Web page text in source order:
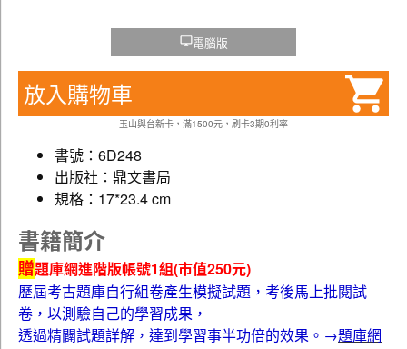
電腦版
放入購物車
玉山與台新卡，滿1500元，刷卡3期0利率
書號：6D248
出版社：鼎文書局
規格：17*23.4 cm
書籍簡介
贈題庫網進階版帳號1組(市值250元)
歷屆考古題庫自行組卷產生模擬試題，考後馬上批閱試
卷，以測驗自己的學習成果，
透過精闢試題詳解，達到學習事半功倍的效果。→題庫網